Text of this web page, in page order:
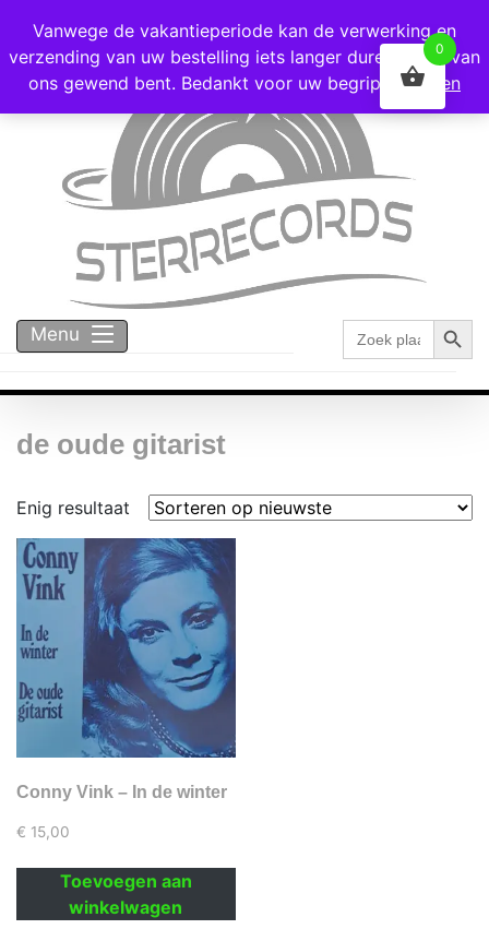
Voor 16:00 besteld = vandaag verzonden!
Menu
Zoek
naar:
de oude gitarist
Enig resultaat
Conny Vink – In de winter
€ 15,00
Toevoegen aan
winkelwagen
Vanwege de vakantieperiode kan de verwerking en
verzending van uw bestelling iets langer duren dan u van
ons gewend bent. Bedankt voor uw begrip!
Negeren
0